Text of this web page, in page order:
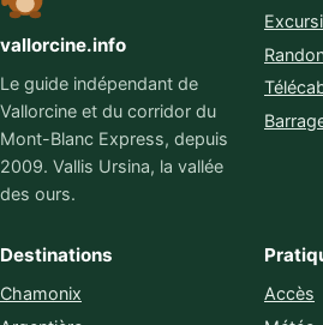
vallorcine.info
Le guide indépendant de
Vallorcine et du corridor du
Mont-Blanc Express, depuis
2009. Vallis Ursina, la vallée
des ours.
Destinations
Chamonix
Accès